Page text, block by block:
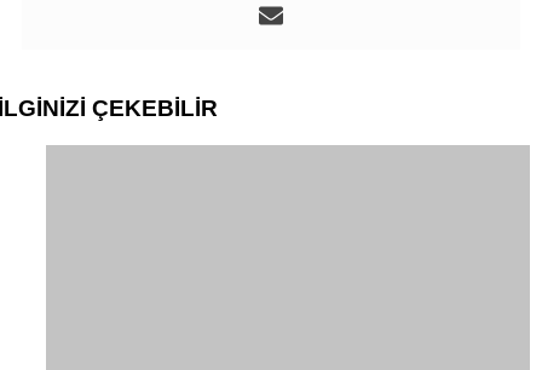
ÇEKEBİLİR